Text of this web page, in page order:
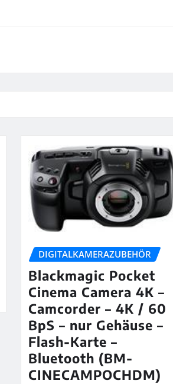
DIGITALKAMERAZUBEHÖR
Blackmagic Pocket
Cinema Camera 4K –
Camcorder – 4K / 60
BpS – nur Gehäuse –
Flash-Karte –
Bluetooth (BM-
CINECAMPOCHDM)